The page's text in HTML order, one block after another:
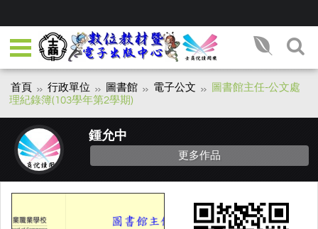
首頁 行政單位 圖書館 電子公文
圖書館主任-公文處
理紀錄簿(103學年第2學期)
鍾允中
更多作品